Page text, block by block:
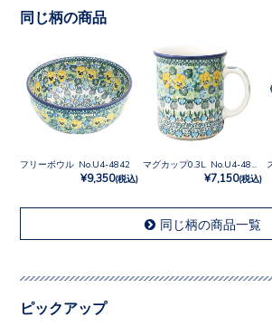
同じ柄の商品
フリーボウル No.U4-4842
¥9,350(税込) ¥7,150(税込)
同じ柄の商品一覧
ピックアップ